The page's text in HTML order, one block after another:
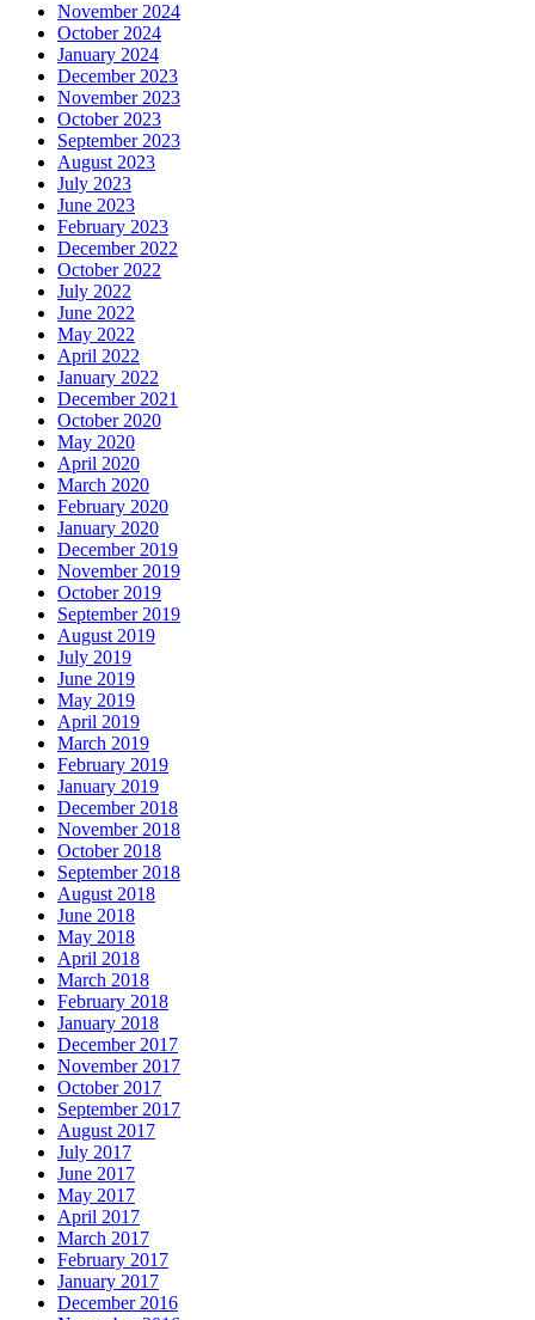
November 2024
October 2024
January 2024
December 2023
November 2023
October 2023
September 2023
August 2023
July 2023
June 2023
February 2023
December 2022
October 2022
July 2022
June 2022
May 2022
April 2022
January 2022
December 2021
October 2020
May 2020
April 2020
March 2020
February 2020
January 2020
December 2019
November 2019
October 2019
September 2019
August 2019
July 2019
June 2019
May 2019
April 2019
March 2019
February 2019
January 2019
December 2018
November 2018
October 2018
September 2018
August 2018
June 2018
May 2018
April 2018
March 2018
February 2018
January 2018
December 2017
November 2017
October 2017
September 2017
August 2017
July 2017
June 2017
May 2017
April 2017
March 2017
February 2017
January 2017
December 2016